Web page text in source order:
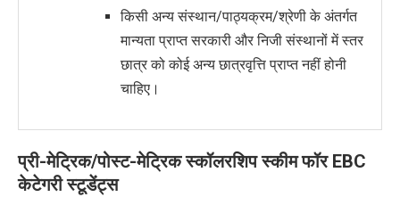
किसी अन्य संस्थान/पाठ्यक्रम/श्रेणी के अंतर्गत
मान्यता प्राप्त सरकारी और निजी संस्थानों में स्तर
छात्र को कोई अन्य छात्रवृत्ति प्राप्त नहीं होनी
चाहिए।
प्री-मेट्रिक/पोस्ट-मेट्रिक स्कॉलरशिप स्कीम फॉर EBC
केटेगरी स्टूडेंट्स